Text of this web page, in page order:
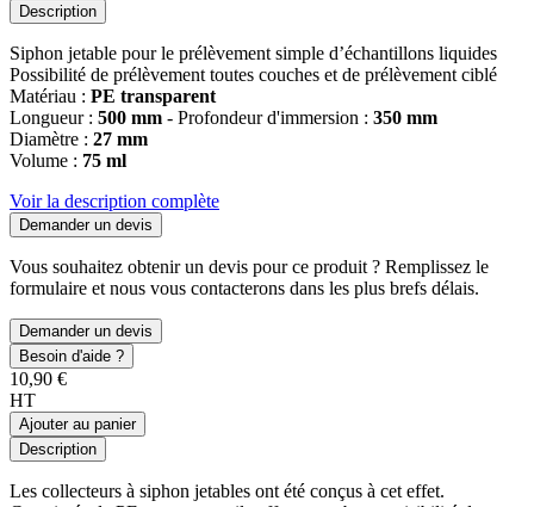
Description
Siphon jetable pour le prélèvement simple d’échantillons liquides
Possibilité de prélèvement toutes couches et de prélèvement ciblé
Matériau : PE transparent
Longueur : 500 mm - Profondeur d'immersion : 350 mm
Diamètre : 27 mm
Volume : 75 ml
Voir la description complète
Demander un devis
Vous souhaitez obtenir un devis pour ce produit ? Remplissez le
formulaire et nous vous contacterons dans les plus brefs délais.
Demander un devis
Besoin d'aide ?
10,90 €
HT
Ajouter au panier
Description
Les collecteurs à siphon jetables ont été conçus à cet effet.